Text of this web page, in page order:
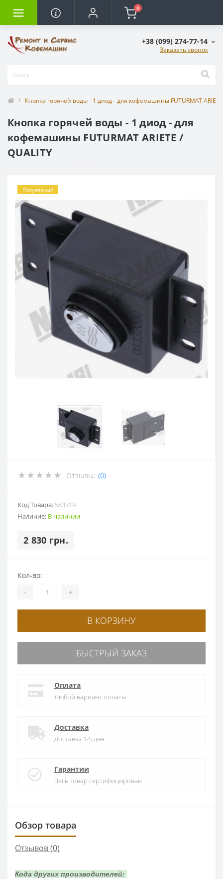
0
+38 (099) 274-77-14
Заказать звонок
Кнопка горячей воды - 1 диод - для кофемашины FUTURMAT
Кнопка горячей воды - 1 диод - для
кофемашины FUTURMAT ARIETE /
QUALITY
Популярный
Отзывы: (0)
Код Товара: 583319
Наличие: В наличии
2 830 грн.
Кол-во:
- +
В КОРЗИНУ
БЫСТРЫЙ ЗАКАЗ
Оплата
Любой вариант оплаты
Доставка
Доставка 1-5 дня
Гарантии
Весь товар сертифицирован
Обзор товара
Отзывов (0)
Кода других производителей: